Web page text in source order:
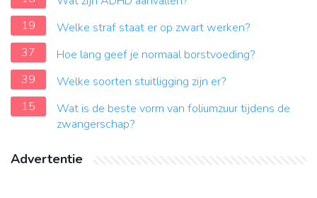
19
Welke straf staat er op zwart werken?
37
Hoe lang geef je normaal borstvoeding?
39
Welke soorten stuitligging zijn er?
15
Wat is de beste vorm van foliumzuur tijdens de
zwangerschap?
Advertentie